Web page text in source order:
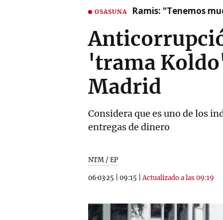
OSASUNA Ramis: "Tenemos
'trama
Madrid
Considera que es uno de los
entregas de dinero
NTM / EP
06·03·25 09:15 |Actualizado a las 09:19